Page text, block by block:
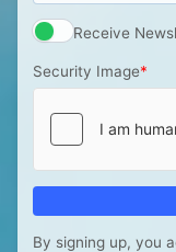
Receive
Security Image*
By signing up, you